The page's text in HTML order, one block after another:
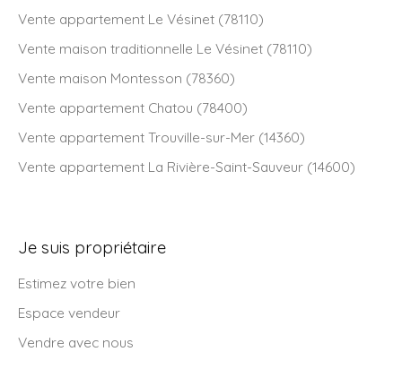
Vente appartement Le Vésinet (78110)
Vente maison traditionnelle Le Vésinet (78110)
Vente maison Montesson (78360)
Vente appartement Chatou (78400)
Vente appartement Trouville-sur-Mer (14360)
Vente appartement La Rivière-Saint-Sauveur (14600)
Je suis propriétaire
Estimez votre bien
Espace vendeur
Vendre avec nous